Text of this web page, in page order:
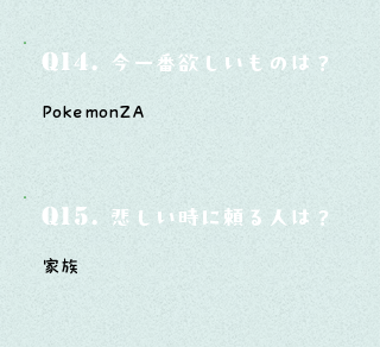
Q14. 今一番欲しいものは？
PokemonZA
Q15. 悲しい時に頼る人は？
家族